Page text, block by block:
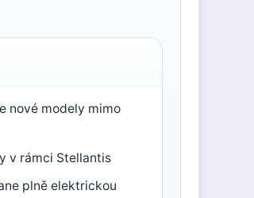
nové modely mimo
v rámci Stellantis
plně elektrickou